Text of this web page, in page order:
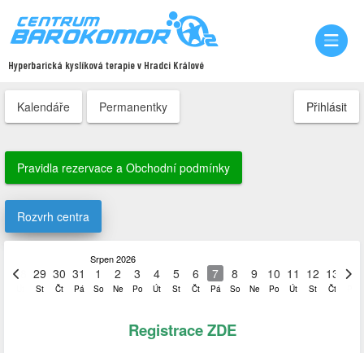
Hyperbarická kyslíková terapie v Hradci Králové
Kalendáře Permanentky Přihlásit
Pravidla rezervace a Obchodní podmínky
Rozvrh centra
28 29
St
30
Čt
31
Pá
1
So
Srpen 2026
2
Ne
3
Po
4
Út
5
St
6
Čt
7
Pá
8
So
9
Ne
10
Po
11
Út
12
St
13
Čt
14
RegistraceZDE